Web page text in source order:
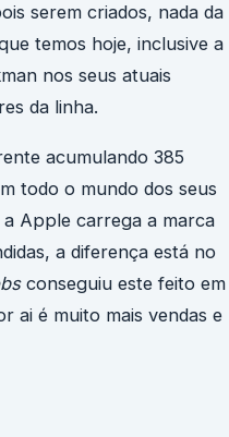
serem criados, nada da
temos hoje, inclusive a
nos seus atuais
da linha.
acumulando 385
todo o mundo dos seus
Apple carrega a marca
a diferença está no
conseguiu este feito em
ai é muito mais vendas e